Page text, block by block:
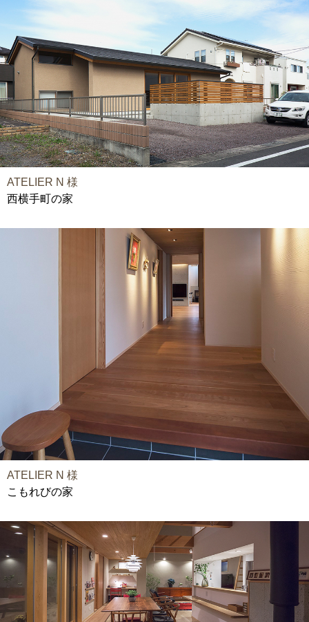
ATELIER N 様
西横手町の家
ATELIER N 様
こもれびの家